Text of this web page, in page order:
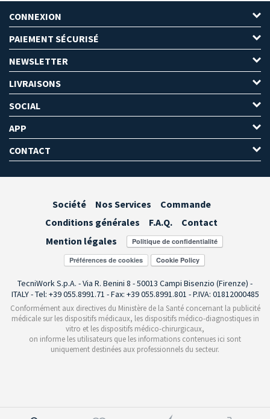
CONNEXION
PAIEMENT SÉCURISÉ
NEWSLETTER
LIVRAISONS
SOCIAL
APP
CONTACT
Société Nos Services
Commande
Conditions générales
F.A.Q.
Contact
Mention légales
Préférences de cookies
TecniWork S.p.A. - Via R. Benini 8 - 50013 Campi Bisenzio (Firenze) -
ITALY - Tel: +39 055.8991.71 - Fax: +39 055.8991.801 - P.IVA: 01812000485
Conformément aux directives du Ministère de la Santé concernant la publicité
médicale sur les dispositifs médicaux, les dispositifs médico-diagnostiques in
vitro et les dispositifs médico-chirurgicaux,
on informe les utilisateurs que les informations contenues ici sont
uniquement destinées aux professionnels du secteur.